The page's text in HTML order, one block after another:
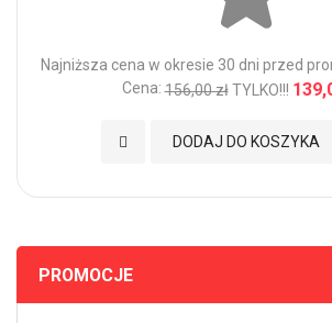
Najniższa cena w okresie 30 dni przed
Cena: 156,00 zł TYLKO!!!
DODAJ DO KOSZYKA
Dodaj do Ulubionych
PROMOCJE